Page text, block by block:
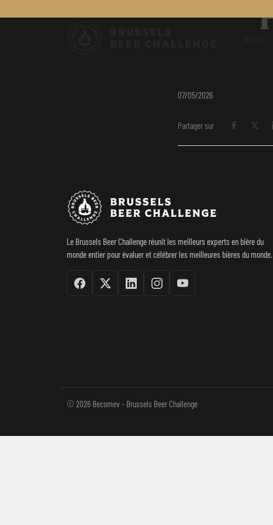
Brussels
07/05/2026
Partager sur Partager sur
Le Brussels Beer Challenge réunit les meilleurs experts en bière du
monde entier pour évaluer et célébrer les meilleures bières du monde.
FacebookTwitter / XLinkedinInstagramYoutube
© 2026 Becomev - Brussels Beer Challenge